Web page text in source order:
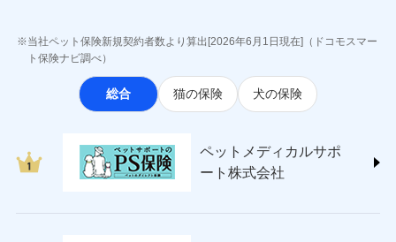
(https://www.sbisonpo.co.jp/)
ジェイアイ傷害火災保険株式会社
(https://www.jihoken.co.jp/)
ソニー損害保険株式会社
(https://www.sonysonpo.co.jp/)
japan.co.jp/)
ＳＯＭＰＯダイレクト損害保険株式会社
チューリッヒ保険会社 (https://www.zurich.co.jp/)
当社ペット保険新規契約者数より算出[2026年6月1日現在]（ドコモスマー
ト保険ナビ調べ）
総合 猫の保険 犬の保険
ペットメディカルサポ
ート株式会社